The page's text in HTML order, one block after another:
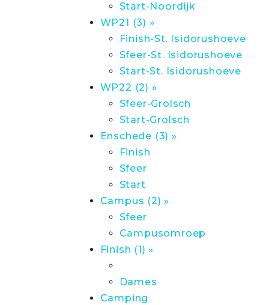
Start-Noordijk
WP21 (3) »
Finish-St. Isidorushoeve
Sfeer-St. Isidorushoeve
Start-St. Isidorushoeve
WP22 (2) »
Sfeer-Grolsch
Start-Grolsch
Enschede (3) »
Finish
Sfeer
Start
Campus (2) »
Sfeer
Campusomroep
Finish (1) »
Dames
Camping